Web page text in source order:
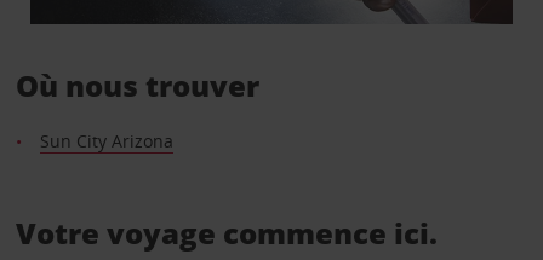
Où nous trouver
Sun City Arizona
Votre voyage commence ici.